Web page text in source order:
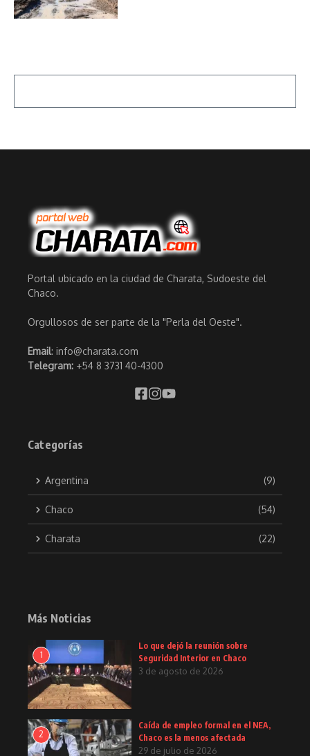
Portal ubicado en la ciudad de Charata, Sudoeste del
Chaco.
Orgullosos de ser parte de la "Perla del Oeste".
Email: info@charata.com
Telegram: +54 8 3731 40-4300
Categorías
Argentina (9)
Chaco (54)
Charata (22)
Más Noticias
1
Lo que dejó la reunión sobre
Seguridad Interior en Chaco
3 de agosto de 2026
2
Caída de empleo formal en el NEA,
Chaco es la menos afectada
29 de julio de 2026